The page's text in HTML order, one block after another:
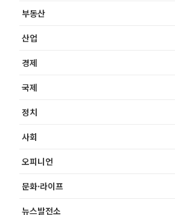
부동산
산업
경제
국제
정치
사회
오피니언
문화·라이프
뉴스발전소